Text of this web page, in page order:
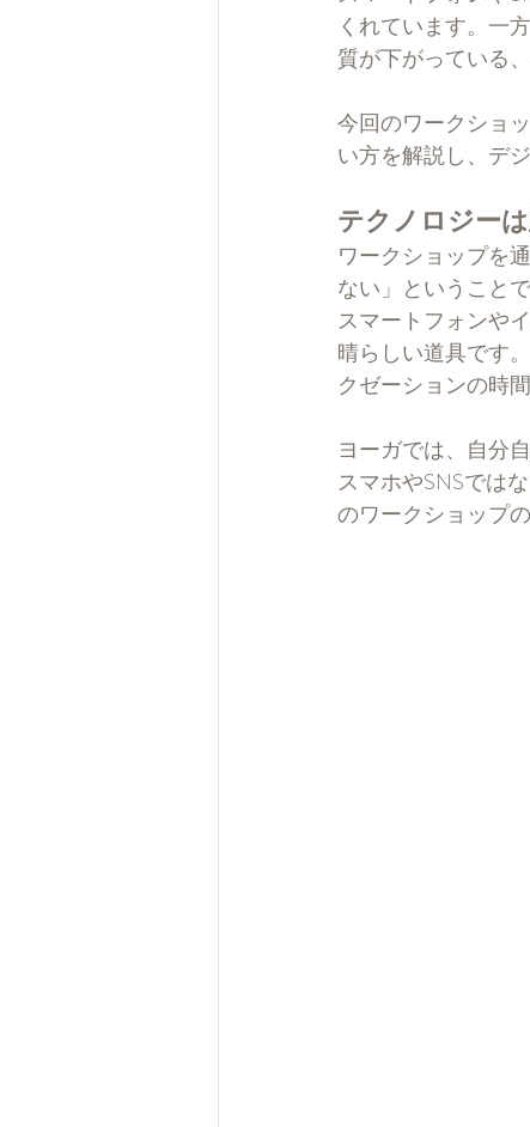
くれています。一
質が下がっている
今回のワークショ
い方を解説し、デ
テクノロジー
ワークショップを
ない」ということで
スマートフォンや
晴らしい道具です
クゼーションの時
ヨーガでは、自分
スマホやSNSでは
のワークショップ